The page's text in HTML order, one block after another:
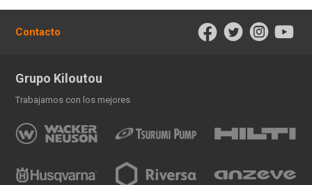
Contacto
Grupo Kiloutou
Trabajamos con los mejores